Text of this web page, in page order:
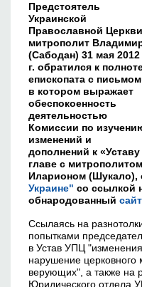
Предстоятель
Украинской
Православной Церкви
митрополит
(Сабодан) 31 мая 2012
г. обратился к
епископата с
в котором выражает
обеспокоенность
деятельностью
Комиссии по
изменений и
дополнений к
главе с
Иларионом (Шукало),
Украине" со ссылкой
обнародованный
Ссылаясь на
попытками
в Устав УПЦ
нарушение церковного
верующих", а также на
Юридического отдела